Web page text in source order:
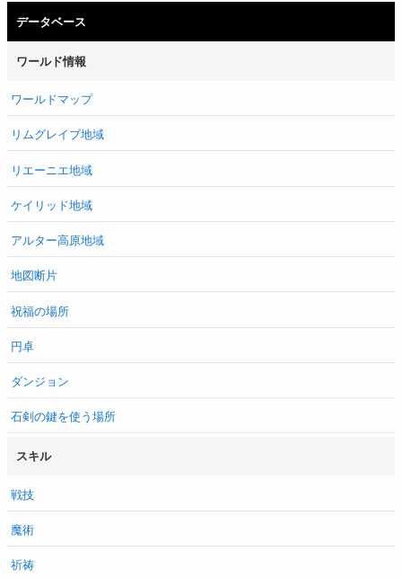
データベース
ワールド情報
ワールドマップ
リムグレイブ地域
リエーニエ地域
ケイリッド地域
アルター高原地域
地図断片
祝福の場所
円卓
ダンジョン
石剣の鍵を使う場所
スキル
戦技
魔術
祈祷